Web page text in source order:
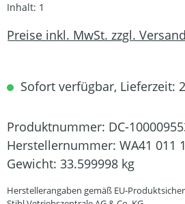
Inhalt: 1
Preise inkl. MwSt. zzgl.
Sofort verfügbar, Lieferzeit:
Produktnummer: DC-
Herstellernummer: WA41 011
Gewicht: 33.599998 kg
Herstellerangaben gemäß EU-